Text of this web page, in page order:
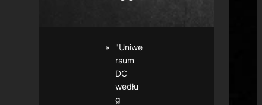
"Uniwe
rsum
DC
wedłu
g